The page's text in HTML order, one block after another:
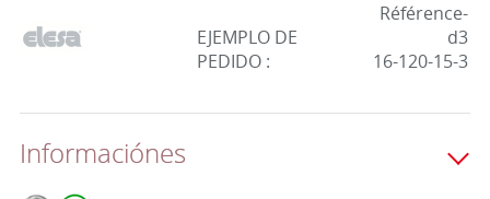
EJEMPLO DE
PEDIDO :
Référence-
d3
16-120-15-3
Informaciónes